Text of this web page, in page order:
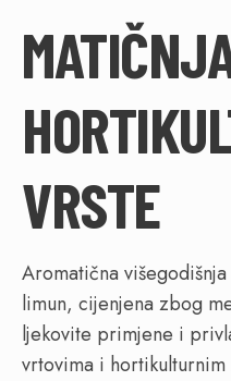
VRSTE
Aromatična
limun, cijenjena zbog
ljekovite primjene i
vrtovima i hortikulturnim